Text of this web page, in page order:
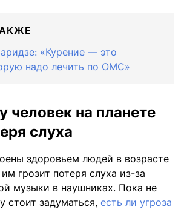
«Курение — это
надо лечить по ОМС»
человек на планете
слуха
здоровьем людей в возрасте
грозит потеря слуха из-за
музыки в наушниках. Пока не
стоит задуматься, есть ли угроза